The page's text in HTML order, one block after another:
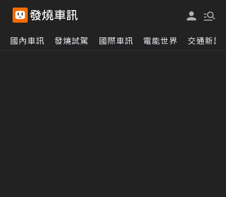
國內車訊 發燒試駕 國際車訊 電能世界 交通新訊